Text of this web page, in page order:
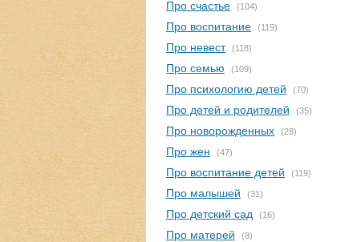
Про счастье (104)
Про воспитание (119)
Про невест (118)
Про семью (109)
Про психологию детей (70)
Про детей и родителей (35)
Про новорожденных (28)
Про жен (47)
Про воспитание детей (119)
Про малышей (31)
Про детский сад (16)
Про матерей (8)